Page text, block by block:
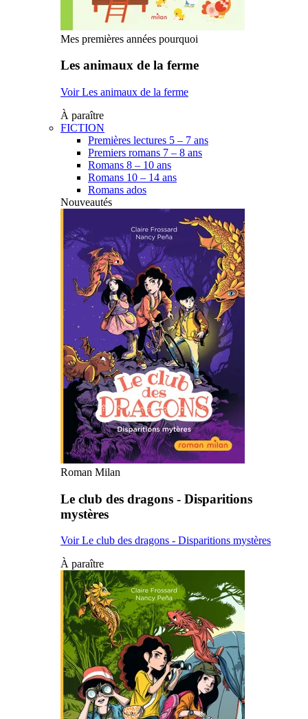
Mes premières années pourquoi
Les animaux de la ferme
Voir Les animaux de la ferme
À paraître
FICTION
Premières lectures 5 – 7 ans
Premiers romans 7 – 8 ans
Romans 8 – 10 ans
Romans 10 – 14 ans
Romans ados
Nouveautés
Roman Milan
Le club des dragons - Disparitions
mystères
Voir Le club des dragons - Disparitions mystères
À paraître